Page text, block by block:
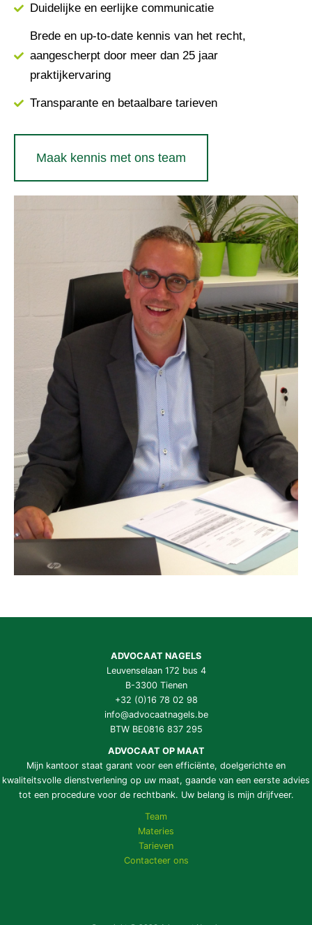
Duidelijke en eerlijke communicatie
Brede en up-to-date kennis van het recht,
aangescherpt door meer dan 25 jaar
praktijkervaring
Transparante en betaalbare tarieven
Maak kennis met ons team
ADVOCAAT NAGELS
Leuvenselaan 172 bus 4
B-3300 Tienen
+32 (0)16 78 02 98
info@advocaatnagels.be
BTW BE0816 837 295
ADVOCAAT OP MAAT
Mijn kantoor staat garant voor een efficiënte, doelgerichte en
kwaliteitsvolle dienstverlening op uw maat, gaande van een eerste advies
tot een procedure voor de rechtbank. Uw belang is mijn drijfveer.
Team
Materies
Tarieven
Contacteer ons